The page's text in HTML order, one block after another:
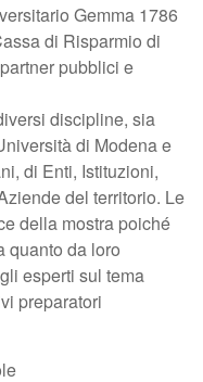
Gemma 1786
di Risparmio di
pubblici e
discipline, sia
di Modena e
di Enti, Istituzioni,
del territorio. Le
della mostra poiché
quanto da loro
esperti sul tema
preparatori